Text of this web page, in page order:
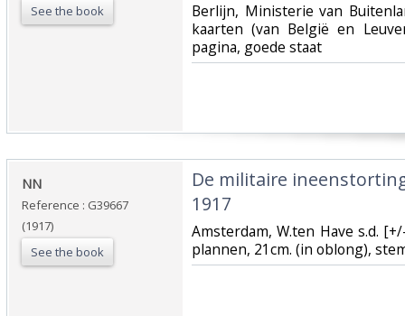
See the book
‎Berlijn, Ministerie van
kaarten (van België en
pagina, goede staat‎
‎NN‎
Reference : G39667
(1917)
See the book
‎De militaire
1917‎
‎Amsterdam, W.ten Have s.d.
plannen, 21cm. (in oblong),